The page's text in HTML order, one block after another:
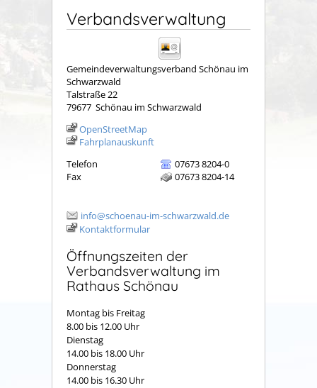
Verbandsverwaltung
Gemeindeverwaltungsverband Schönau im
Schwarzwald
Talstraße 22
79677 Schönau im Schwarzwald
OpenStreetMap
Fahrplanauskunft
Telefon
07673 8204-0
Fax
07673 8204-14
info@schoenau-im-schwarzwald.de
Kontaktformular
Öffnungszeiten der
Verbandsverwaltung im
Rathaus Schönau
Montag bis Freitag
8.00 bis 12.00 Uhr
Dienstag
14.00 bis 18.00 Uhr
Donnerstag
14.00 bis 16.30 Uhr